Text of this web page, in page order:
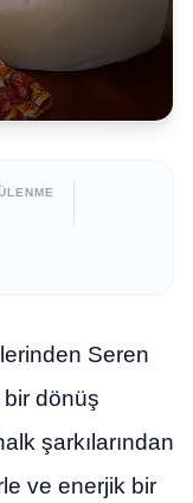
Seren
bir dönüş
şarkılarından
ve enerjik bir